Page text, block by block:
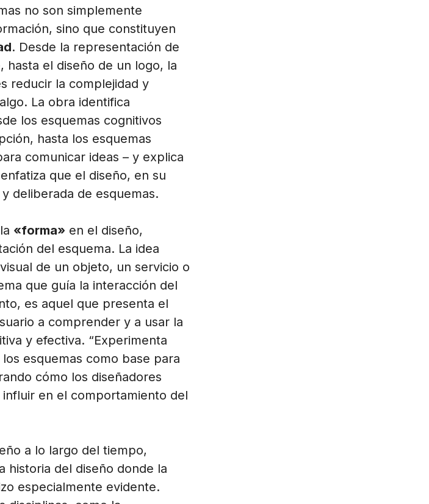
no son simplemente
sino que constituyen
. Desde la representación de
hasta el diseño de un logo, la
reducir la complejidad y
La obra identifica
los esquemas cognitivos
hasta los esquemas
comunicar ideas – y explica
que el diseño, en su
deliberada de esquemas.
«forma»en el diseño,
del esquema. La idea
de un objeto, un servicio o
que guía la interacción del
es aquel que presenta el
a comprender y a usar la
y efectiva. “Experimenta
esquemas como base para
cómo los diseñadores
en el comportamiento del
a lo largo del tiempo,
historia del diseño donde la
especialmente evidente.